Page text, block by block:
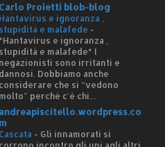
Carlo Proietti blob-blog
Hantavirus e ignoranza ,
stupidità e malafede -
*Hantavirus e ignoranza ,
stupidità e malafede* I
negazionisti sono irritanti e
dannosi. Dobbiamo anche
considerare che si “vedono
molto” perché c'è chi...
andreapiscitello.wordpress.co
m
Cascata - Gli innamorati si
corrono incontro gli uni agli altri